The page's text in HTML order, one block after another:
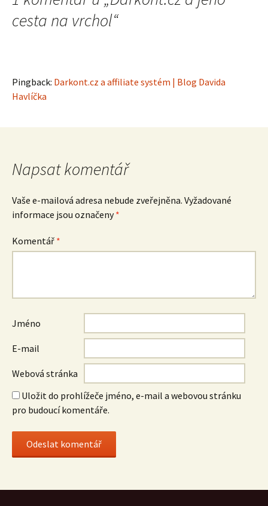
příspěvek
cesta na vrchol“
Pingback: Darkont.cz a affiliate systém | Blog Davida
Havlíčka
Napsat komentář
Vaše e-mailová adresa nebude zveřejněna. Vyžadované
informace jsou označeny*
Komentář *
Jméno
E-mail
Webová stránka
Uložit do prohlížeče jméno, e-mail a webovou stránku
pro budoucí komentáře.